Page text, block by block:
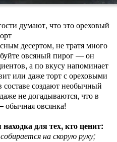
думают, что это ореховый
десертом, не тратя много
овсяный пирог — он
а по вкусу напоминает
или даже торт с ореховыми
создают необычный
не догадываются, что в
обычная овсянка!
для тех, кто ценит:
на скорую руку;